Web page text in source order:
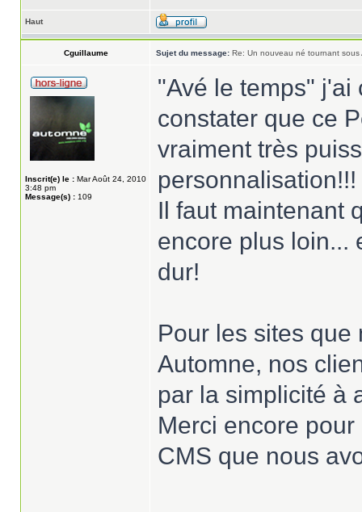
Haut
Cguillaume Sujet du message: Re: Un nouveau né tournant sous
Inscrit(e) le : Mar Août 24, 2010
3:48 pm
Message(s) : 109
"Avé le temps" j'ai
constater que ce
vraiment très
personnalisation!!!
Il faut maintenant
encore plus loin...
dur!
Pour les sites
Automne, nos
par la simplicité à
Merci encore
CMS que nous